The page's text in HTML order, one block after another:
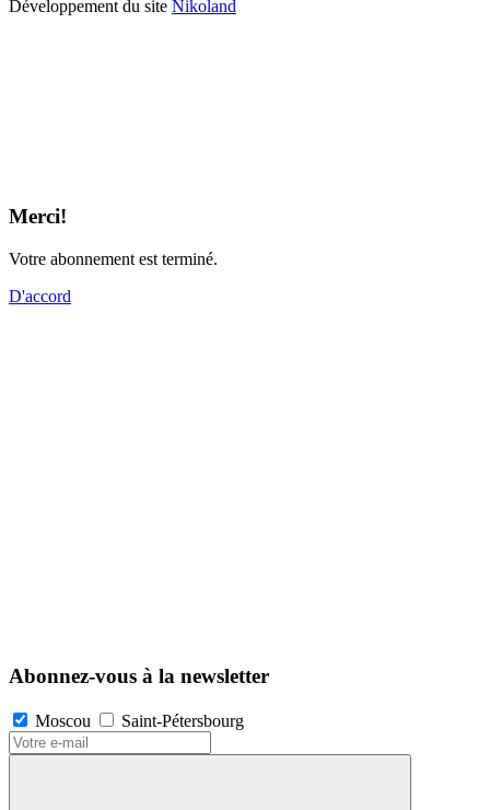
Développement du site Nikoland
Merci!
Votre abonnement est terminé.
D'accord
Abonnez-vous à la newsletter
Moscou Saint-Pétersbourg